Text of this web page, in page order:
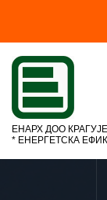
о
а
ЕНАРХ ДОО
* ЕНЕРГЕТСКА